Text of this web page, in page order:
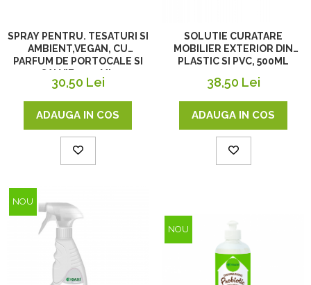
SPRAY PENTRU. TESATURI SI
AMBIENT,VEGAN, CU
PARFUM DE PORTOCALE SI
SALVIE , 400ML
30,50 Lei
ADAUGA IN COS
SOLUTIE CURATARE
MOBILIER EXTERIOR DIN
PLASTIC SI PVC, 500ML
38,50 Lei
ADAUGA IN COS
NOU
NOU